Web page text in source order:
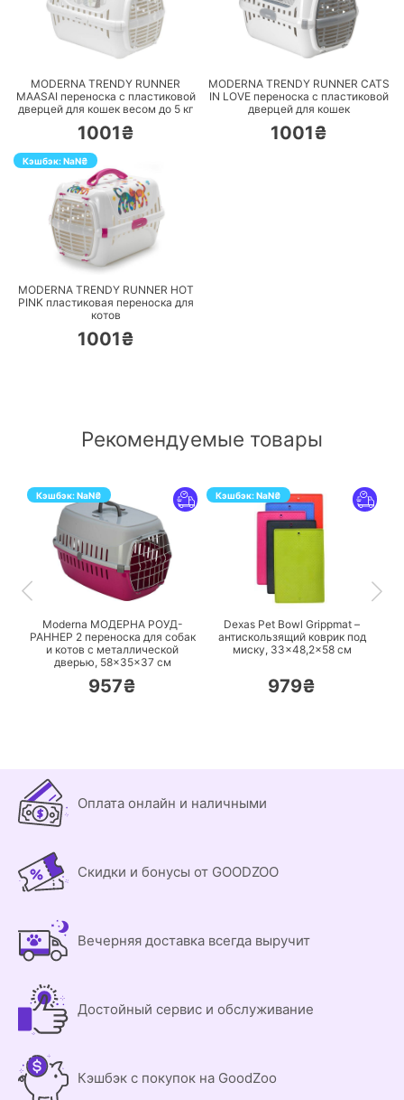
ПЕРЕЙТИ
MODERNA TRENDY RUNNER
MAASAI переноска с пластиковой
дверцей для кошек весом до 5 кг
1001₴
ПЕРЕЙТИ
MODERNA TRENDY RUNNER CATS
IN LOVE переноска с пластиковой
дверцей для кошек
1001₴
Кэшбэк:NaN₴
ПЕРЕЙТИ
MODERNA TRENDY RUNNER HOT
PINK пластиковая переноска для
котов
1001₴
Рекомендуемые товары
Кэшбэк:NaN₴
ПЕРЕЙТИ
Moderna МОДЕРНА РОУД-
РАННЕР 2 переноска для собак
и котов с металлической
дверью, 58×35×37 см
957₴
Кэшбэк:NaN₴
ПЕРЕЙТИ
Dexas Pet Bowl Grippmat –
антискользящий коврик под
миску, 33×48,2×58 см
979₴
Оплата онлайн и наличными
Скидки и бонусы от GOODZOO
Вечерняя доставка всегда выручит
Достойный сервис и обслуживание
Кэшбэк с покупок на GoodZoo